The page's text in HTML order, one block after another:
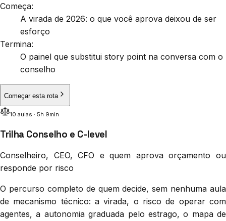
Começa:
A virada de 2026: o que você aprova deixou de ser
esforço
Termina:
O painel que substitui story point na conversa com o
conselho
Começar esta rota
10 aulas · 5h 9min
Trilha Conselho e C-level
Conselheiro, CEO, CFO e quem aprova orçamento ou
responde por risco
O percurso completo de quem decide, sem nenhuma aula
de mecanismo técnico: a virada, o risco de operar com
agentes, a autonomia graduada pelo estrago, o mapa de